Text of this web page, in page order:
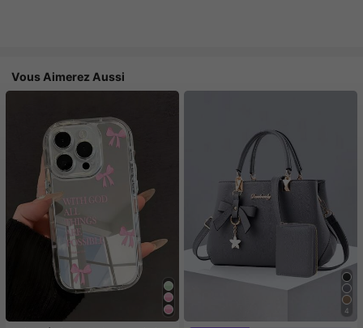
Vous Aimerez Aussi
4